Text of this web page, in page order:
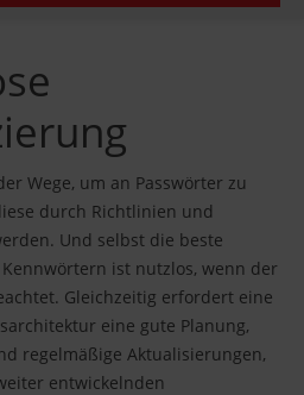
Wege, um an Passwörter zu
durch Richtlinien und
Und selbst die beste
ist nutzlos, wenn der
Gleichzeitig erfordert eine
eine gute Planung,
regelmäßige Aktualisierungen,
entwickelnden